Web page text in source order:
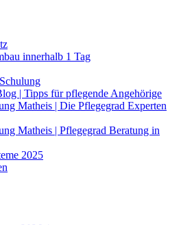
innerhalb 1 Tag
| Tipps für pflegende Angehörige
Matheis | Die Pflegegrad Experten
Matheis | Pflegegrad Beratung in
2025